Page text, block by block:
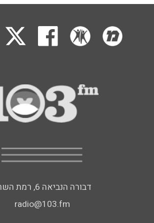
דבורה הנביאה 6, רמת השרון
radio@103.fm